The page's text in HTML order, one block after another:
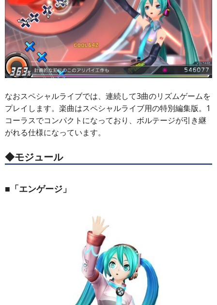
なおスペシャルライブでは、連続して3曲のリズムゲームを
プレイします。楽曲はスペシャルライブ用の特別編集版。1
コーラスでコンパクトになっており、ボルテージが引き継
がれる仕様になっています。
◆モジュール
■「エンゲージ」